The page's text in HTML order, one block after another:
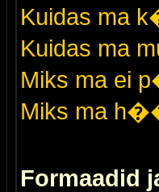
Kuidas ma
Kuidas ma
Miks ma ei
Miks ma
Formaadid